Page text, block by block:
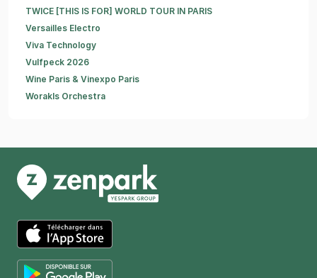
TWICE [THIS IS FOR] WORLD TOUR IN PARIS
Versailles Electro
Viva Technology
Vulfpeck 2026
Wine Paris & Vinexpo Paris
Worakls Orchestra
App Store